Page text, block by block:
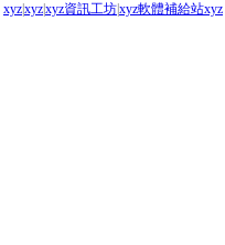
xyzxyzxyz資訊工坊xyz軟體補給站xyz